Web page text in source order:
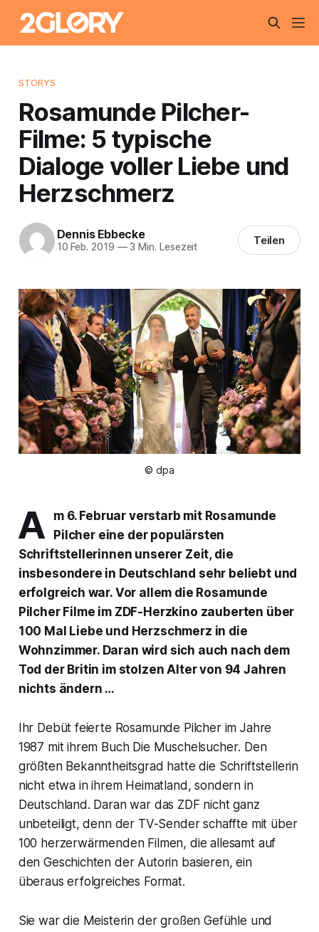
STORYS
Rosamunde Pilcher-
Filme: 5 typische
Dialoge voller Liebe und
Herzschmerz
Dennis Ebbecke
10 Feb. 2019 —3 Min. Lesezeit Teilen
© dpa
A
m 6. Februar verstarb mit Rosamunde
Pilcher eine der populärsten
Schriftstellerinnen unserer Zeit, die
insbesondere in Deutschland sehr beliebt und
erfolgreich war. Vor allem die Rosamunde
Pilcher Filme im ZDF-Herzkino zauberten über
100 Mal Liebe und Herzschmerz in die
Wohnzimmer. Daran wird sich auch nach dem
Tod der Britin im stolzen Alter von 94 Jahren
nichts ändern …
Ihr Debüt feierte Rosamunde Pilcher im Jahre
1987 mit ihrem Buch Die Muschelsucher. Den
größten Bekanntheitsgrad hatte die Schriftstellerin
nicht etwa in ihrem Heimatland, sondern in
Deutschland. Daran war das ZDF nicht ganz
unbeteiligt, denn der TV-Sender schaffte mit über
100 herzerwärmenden Filmen, die allesamt auf
den Geschichten der Autorin basieren, ein
überaus erfolgreiches Format.
Sie war die Meisterin der großen Gefühle und